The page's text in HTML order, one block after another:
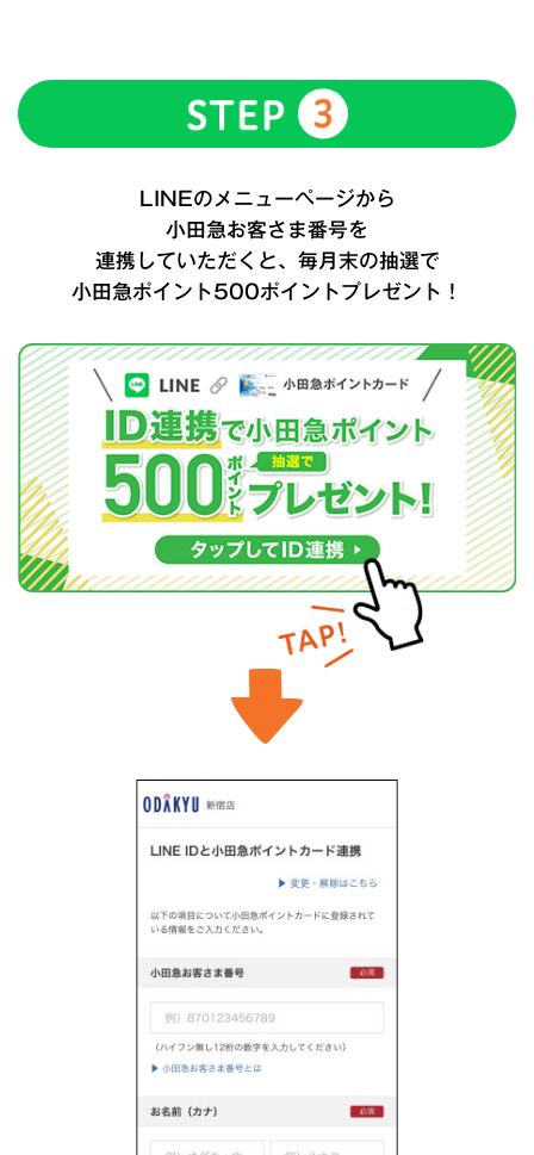
LINEのメニューページから
小田急お客さま番号を
連携していただくと、毎月末の抽選で
小田急ポイント500ポイントプレゼント！